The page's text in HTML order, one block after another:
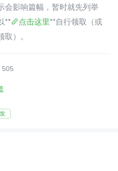
会影响篇幅，暂时就先列举
**
点击这里**自行领取（或
）。
505